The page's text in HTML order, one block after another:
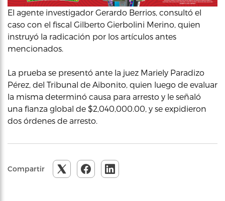
El agente investigador Gerardo Berrios, consultó el
caso con el fiscal Gilberto Gierbolini Merino, quien
instruyó la radicación por los artículos antes
mencionados.
La prueba se presentó ante la juez Mariely Paradizo
Pérez, del Tribunal de Aibonito, quien luego de evaluar
la misma determinó causa para arresto y le señaló
una fianza global de $2,040,000.00, y se expidieron
dos órdenes de arresto.
Compartir